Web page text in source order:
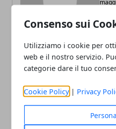
Consenso sui
Utilizziamo i cookie per
web e il nostro servizio.
categorie dare il tuo
Cookie Policy | Privacy
e
ARTICOLI CORRELATI